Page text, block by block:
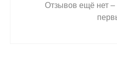
Отзывов ещё нет –